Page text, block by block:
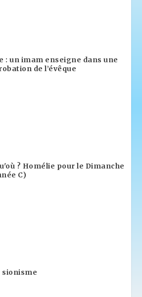
: un imam enseigne dans une
de l’évêque
? Homélie pour le Dimanche
C)
sionisme